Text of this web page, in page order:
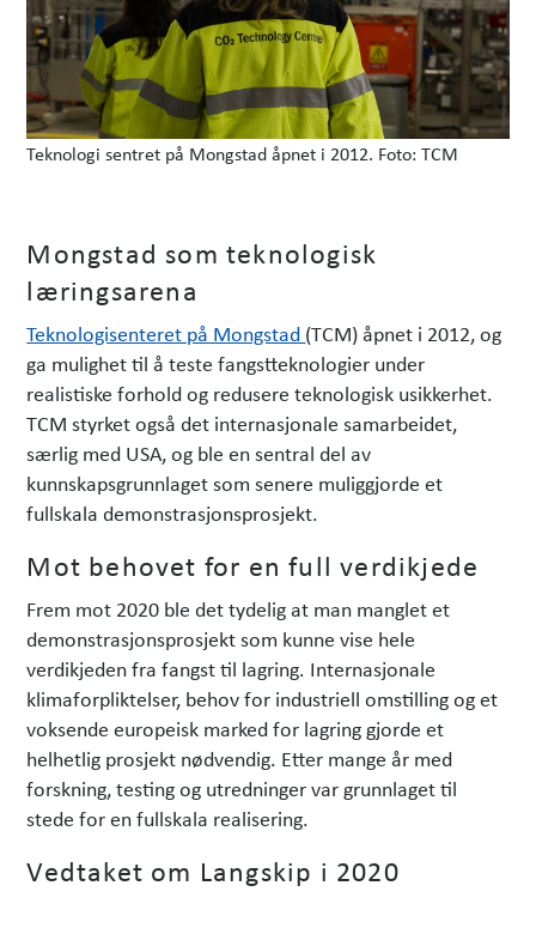
Teknologi sentret på Mongstad åpnet i 2012. Foto: TCM
Mongstad som teknologisk
læringsarena
Teknologisenteret på Mongstad (TCM) åpnet i 2012, og
ga mulighet til å teste fangstteknologier under
realistiske forhold og redusere teknologisk usikkerhet.
TCM styrket også det internasjonale samarbeidet,
særlig med USA, og ble en sentral del av
kunnskapsgrunnlaget som senere muliggjorde et
fullskala demonstrasjonsprosjekt.
Mot behovet for en full verdikjede
Frem mot 2020 ble det tydelig at man manglet et
demonstrasjonsprosjekt som kunne vise hele
verdikjeden fra fangst til lagring. Internasjonale
klimaforpliktelser, behov for industriell omstilling og et
voksende europeisk marked for lagring gjorde et
helhetlig prosjekt nødvendig. Etter mange år med
forskning, testing og utredninger var grunnlaget til
stede for en fullskala realisering.
Vedtaket om Langskip i 2020